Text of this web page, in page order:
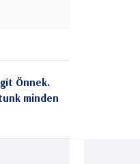
Önnek.
minden